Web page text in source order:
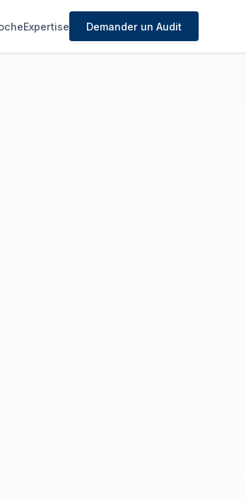
Expertise Demander un Audit